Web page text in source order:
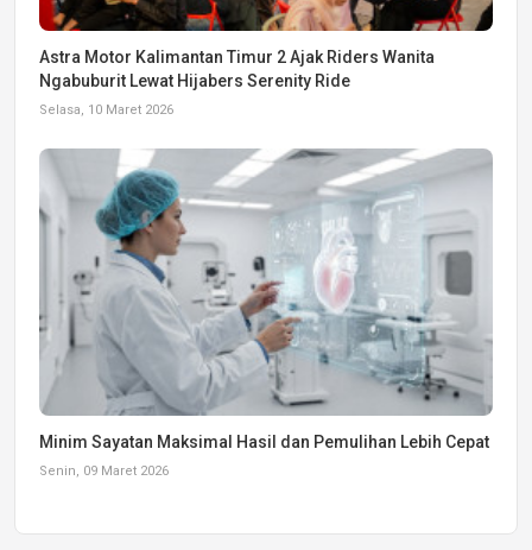
Astra Motor Kalimantan Timur 2 Ajak Riders Wanita
Ngabuburit Lewat Hijabers Serenity Ride
Selasa, 10 Maret 2026
Minim Sayatan Maksimal Hasil dan Pemulihan Lebih Cepat
Senin, 09 Maret 2026